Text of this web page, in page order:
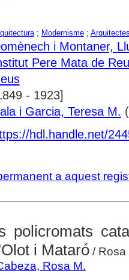
; Modernisme;
i Montaner,
Pere Mata de
- 1923]
i Garcia, Teresa M.
hdl.handle.net/
a aquest
policromats
i Mataró/ Rosa
Rosa M.